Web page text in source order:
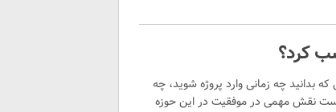
کرد؟
چه زمانی وارد پروژه شوید، چه
نقش مهمی در موفقیت در این حوزه